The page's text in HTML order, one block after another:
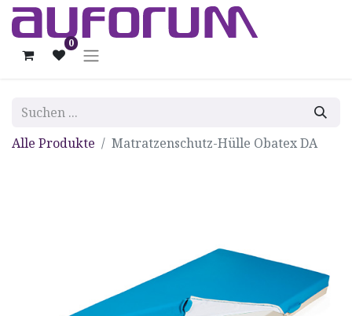
0
Alle Produkte Matratzenschutz-Hülle Obatex DA